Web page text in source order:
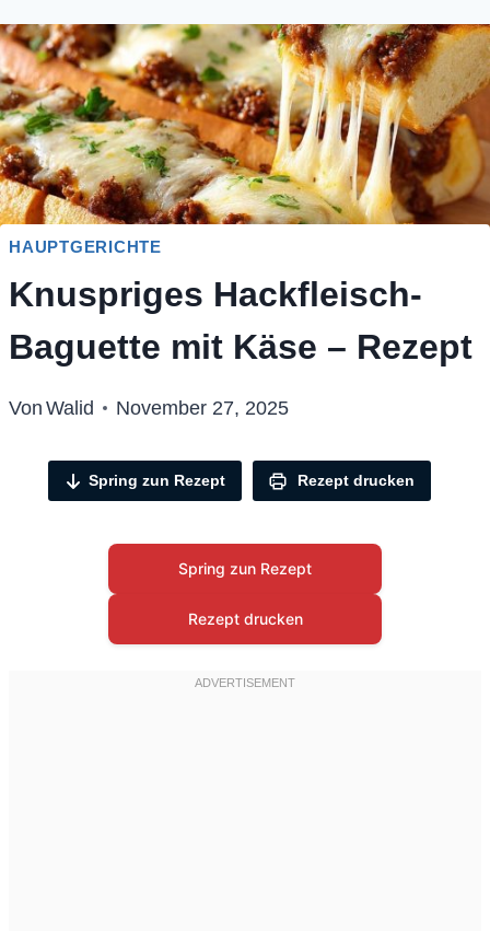
HAUPTGERICHTE
Knuspriges Hackfleisch-
Baguette mit Käse – Rezept
Von Walid November 27, 2025
Spring zun Rezept Rezept drucken
Spring zun Rezept
Rezept drucken